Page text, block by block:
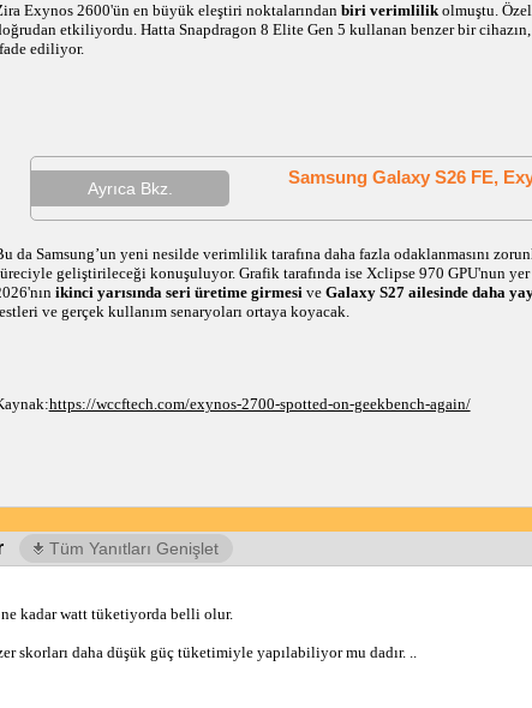
Exynos 2600'ün en büyük eleştiri noktalarından biri verimlilikolmuştu.
etkiliyordu. Hatta Snapdragon 8 Elite Gen 5 kullanan benzer bir
ediliyor.
Ayrıca Bkz.
Samsung Galaxy S26 FE,
da Samsung’un yeni nesilde verimlilik tarafına daha fazla odaklanmasını
geliştirileceği konuşuluyor. Grafik tarafında ise Xclipse 970 GPU'nun
ikinci yarısında seri üretime girmesiveGalaxy S27 ailesinde daha
ve gerçek kullanım senaryoları ortaya koyacak.
https://wccftech.com/exynos-2700-spotted-on-geekbench-again/
Tüm Yanıtları Genişlet
kadar watt tüketiyorda belli olur.
skorları daha düşük güç tüketimiyle yapılabiliyor mu dadır. ..